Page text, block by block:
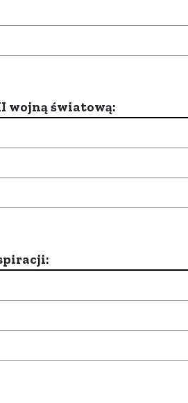
wojną światową: